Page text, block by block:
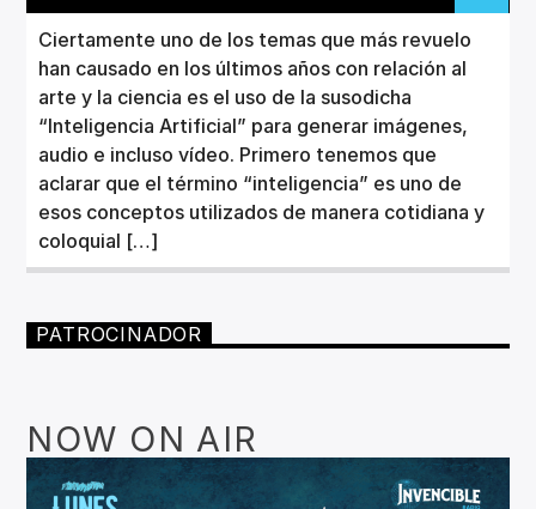
Ciertamente uno de los temas que más revuelo
han causado en los últimos años con relación al
arte y la ciencia es el uso de la susodicha
“Inteligencia Artificial” para generar imágenes,
audio e incluso vídeo. Primero tenemos que
aclarar que el término “inteligencia” es uno de
esos conceptos utilizados de manera cotidiana y
coloquial […]
PATROCINADOR
NOW ON AIR